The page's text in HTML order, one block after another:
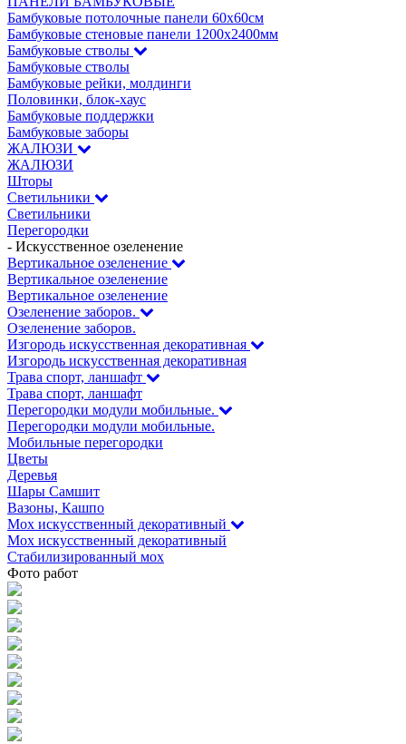
Бамбуковые потолочные панели 60х60см
Бамбуковые стеновые панели 1200х2400мм
Бамбуковые стволы
Бамбуковые стволы
Бамбуковые рейки, молдинги
Половинки, блок-хаус
Бамбуковые поддержки
Бамбуковые заборы
ЖАЛЮЗИ
ЖАЛЮЗИ
Шторы
Светильники
Светильники
Перегородки
- Искусственное озеленение
Вертикальное озеленение
Вертикальное озеленение
Вертикальное озеленение
Озеленение заборов.
Озеленение заборов.
Изгородь искусственная декоративная
Изгородь искусственная декоративная
Трава спорт, ланшафт
Трава спорт, ланшафт
Перегородки модули мобильные.
Перегородки модули мобильные.
Мобильные перегородки
Цветы
Деревья
Шары Самшит
Вазоны, Кашпо
Мох искусственный декоративный
Мох искусственный декоративный
Стабилизированный мох
Фото работ